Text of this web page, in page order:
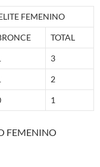
FEMENINO
TOTAL
3
2
1
FEMENINO